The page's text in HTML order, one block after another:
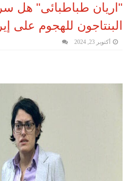
"اريان طباطبائى" هل
البنتاجون للهجوم على
أكتوبر 23, 2024